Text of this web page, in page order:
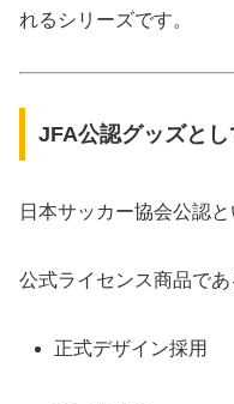
れるシリーズです。
JFA公認グッズとし
日本サッカー協会公認
公式ライセンス商品であ
正式デザイン採用